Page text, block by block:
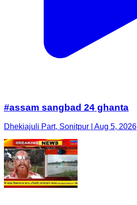
#assam sangbad 24 ghanta
Dhekiajuli Part, Sonitpur | Aug 5, 2026